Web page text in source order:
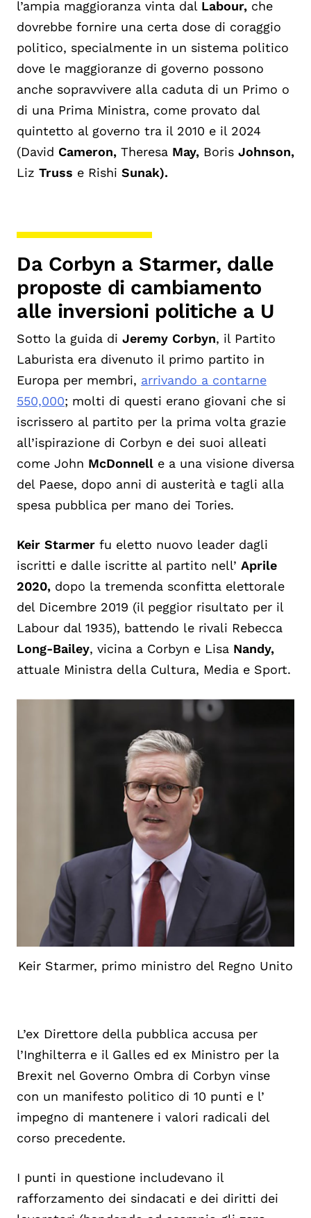
l’ampia maggioranza vinta dal Labour, che
dovrebbe fornire una certa dose di coraggio
politico, specialmente in un sistema politico
dove le maggioranze di governo possono
anche sopravvivere alla caduta di un Primo o
di una Prima Ministra, come provato dal
quintetto al governo tra il 2010 e il 2024
(David Cameron, Theresa May, Boris Johnson,
Liz Truss e Rishi Sunak).
Da Corbyn a Starmer, dalle
proposte di cambiamento
alle inversioni politiche a U
Sotto la guida di Jeremy Corbyn, il Partito
Laburista era divenuto il primo partito in
Europa per membri, arrivando a contarne
550,000; molti di questi erano giovani che si
iscrissero al partito per la prima volta grazie
all’ispirazione di Corbyn e dei suoi alleati
come John McDonnell e a una visione diversa
del Paese, dopo anni di austerità e tagli alla
spesa pubblica per mano dei Tories.
Keir Starmer fu eletto nuovo leader dagli
iscritti e dalle iscritte al partito nell’ Aprile
2020, dopo la tremenda sconfitta elettorale
del Dicembre 2019 (il peggior risultato per il
Labour dal 1935), battendo le rivali Rebecca
Long-Bailey, vicina a Corbyn e Lisa Nandy,
attuale Ministra della Cultura, Media e Sport.
Keir Starmer, primo ministro del Regno Unito
L’ex Direttore della pubblica accusa per
l’Inghilterra e il Galles ed ex Ministro per la
Brexit nel Governo Ombra di Corbyn vinse
con un manifesto politico di 10 punti e l’
impegno di mantenere i valori radicali del
corso precedente.
I punti in questione includevano il
rafforzamento dei sindacati e dei diritti dei